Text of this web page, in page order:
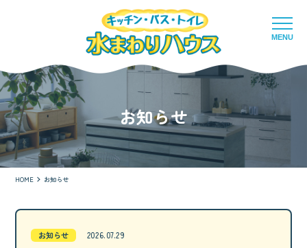
お知らせ
HOME お知らせ
お知らせ 2026.07.29
MENU